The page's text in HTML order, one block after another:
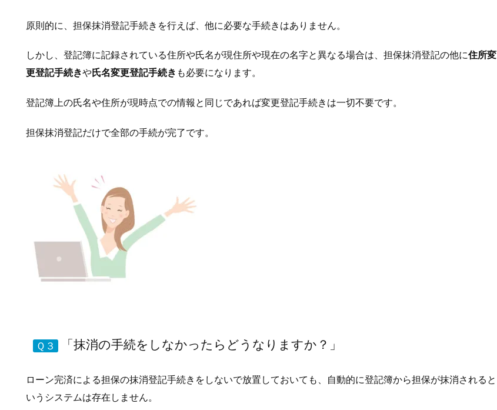
原則的に、担保抹消登記手続きを行えば、他に必要な手続きはありません。
しかし、登記簿に記録されている住所や氏名が現住所や現在の名字と異なる場合は、担保抹消登記の他に住所変
更登記手続きや氏名変更登記手続き も必要になります。
登記簿上の氏名や住所が現時点での情報と同じであれば変更登記手続きは一切不要です。
担保抹消登記だけで全部の手続が完了です。
Ｑ３ 「抹消の手続をしなかったらどうなりますか？」
ローン完済による担保の抹消登記手続きをしないで放置しておいても、自動的に登記簿から担保が抹消されると
いうシステムは存在しません。